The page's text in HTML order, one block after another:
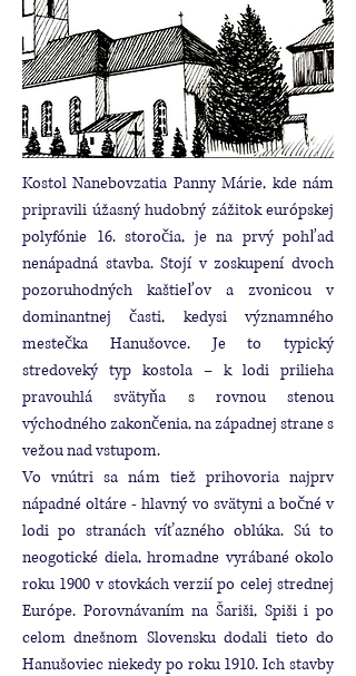
Kostol Nanebovzatia Panny Márie, kde nám
pripravili úžasný hudobný zážitok európskej
polyfónie 16. storočia, je na prvý pohľad
nenápadná stavba. Stojí v zoskupení dvoch
pozoruhodných kaštieľov a zvonicou v
dominantnej časti, kedysi významného
mestečka Hanušovce. Je to typický
stredoveký typ kostola – k lodi prilieha
pravouhlá svätyňa s rovnou stenou
východného zakončenia, na západnej strane s
vežou nad vstupom.
Vo vnútri sa nám tiež prihovoria najprv
nápadné oltáre - hlavný vo svätyni a bočné v
lodi po stranách víťazného oblúka. Sú to
neogotické diela, hromadne vyrábané okolo
roku 1900 v stovkách verzií po celej strednej
Európe. Porovnávaním na Šariši, Spiši i po
celom dnešnom Slovensku dodali tieto do
Hanušoviec niekedy po roku 1910. Ich stavby